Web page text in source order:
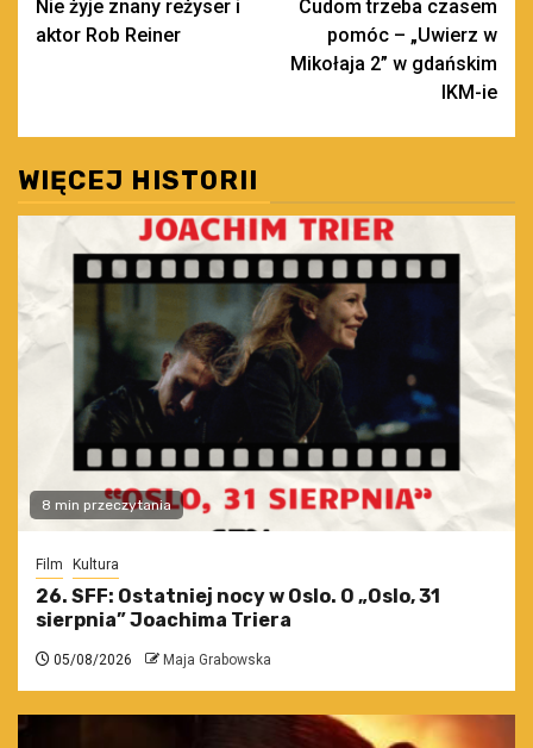
wpisy
Nie żyje znany reżyser i
aktor Rob Reiner
Cudom trzeba czasem
pomóc – „Uwierz w
Mikołaja 2” w gdańskim
IKM-ie
WIĘCEJ HISTORII
8 min przeczytania
Film Kultura
26. SFF: Ostatniej nocy w Oslo. O „Oslo, 31
sierpnia” Joachima Triera
05/08/2026 Maja Grabowska